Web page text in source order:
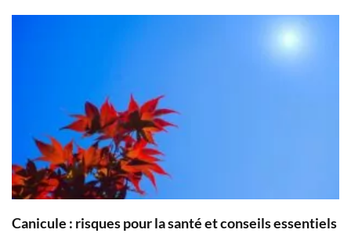
Canicule : risques pour la santé et conseils essentiels